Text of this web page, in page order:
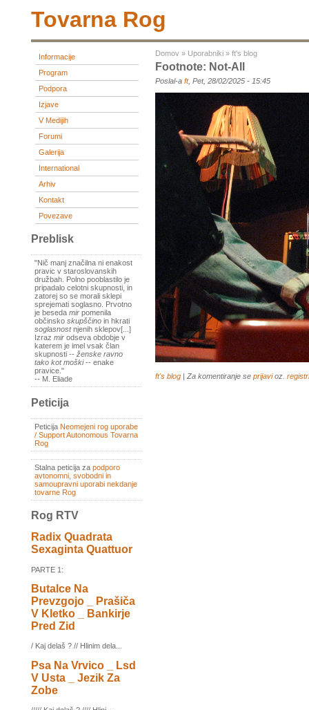
Tovarna Rog
Informacije
Program
Podpora
Izjave
V Medijih
Forumi
Galerija
International
Arhiv
Kontakt
Povezave
Preblisk
"Nič manj značilna ni enakost
pravic v staroslovanskih
družbah. Polno pooblastilo je
pripadalo celotni skupnosti, in
zatorej so se morali sklepi
sprejemati soglasno. Prvotno
je beseda mir pomenila
občinsko skupščino in hkrati
soglasnostnjenih sklepov[...]
Izraz mir odseva obdobje v
katerem je imel vsak član
skupnosti -- ženske ravno
tako kot moški-- enake
pravice."
-- M. Eliade
Peticija
Peticija Neomejeni rog uporabe
/ Support Autonomous Tovarna
Rog
Stalna peticija za podporo
avtonomni, svobodni in
samoupravni uporabi nekdanje
tovarne Rog
Rog RTV
Radix Quadrata
Sexaginta Quattuor
PARTE 1:
Butalce Na
Prevzgojo _ Prašiča
V Kletko _ Bankirje
Pred Zid
/ Kaj delaš ? // Hlinim dela...
Psa Na Vrvico _ Lsd
V Usta _ Jezik Za
Zobe
Domov » Uporabniki » ft's blog
Footnote: Not-All
Poslal-a ft, Pet, 28/02/2025 - 15:45
ft's blog | Za komentiranje se prijavioz.